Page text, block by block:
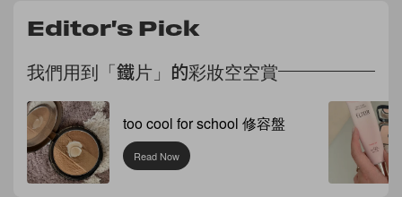
Editor's Pick
我們用到「鐵片」的彩妝空空賞
too cool for school 修容盤
Read Now